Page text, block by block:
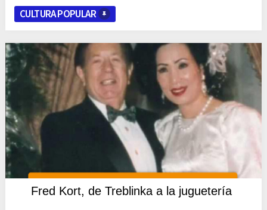
CULTURA POPULAR
Fred Kort, de Treblinka a la juguetería